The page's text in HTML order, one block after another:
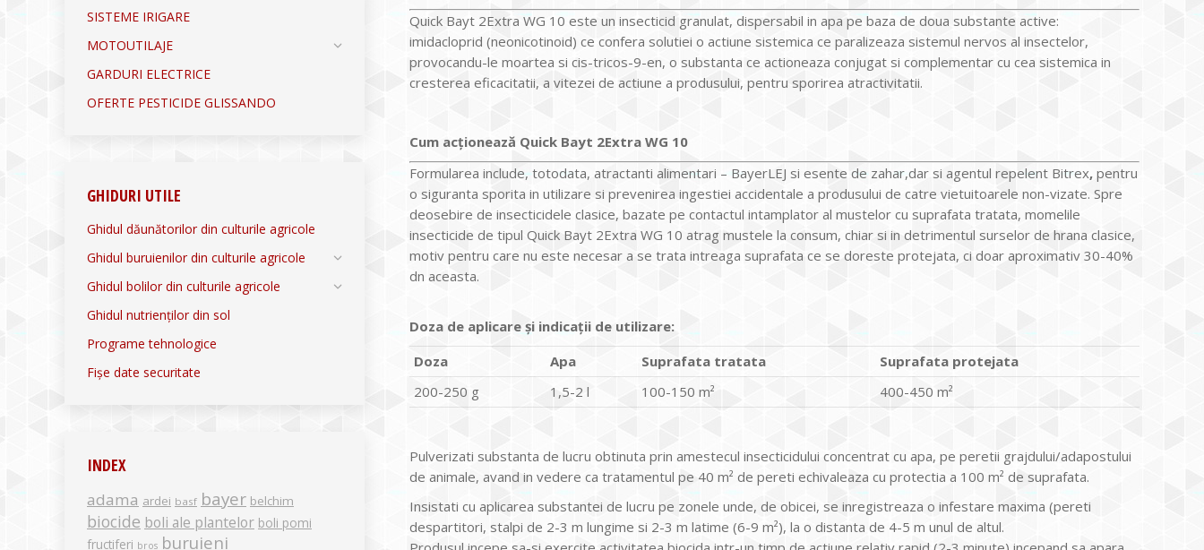
Quick Bayt 2Extra WG 10 este un insecticid granulat, dispersabil in apa pe baza de doua substante active:
imidacloprid (neonicotinoid) ce confera solutiei o actiune sistemica ce paralizeaza sistemul nervos al insectelor,
provocandu-le moartea si cis-tricos-9-en, o substanta ce actioneaza conjugat si complementar cu cea sistemica in
cresterea eficacitatii, a vitezei de actiune a produsului, pentru sporirea atractivitatii.
Cum acționează Quick Bayt 2Extra WG 10
Formularea include, totodata, atractanti alimentari – BayerLEJ si esente de zahar,dar si agentul repelent Bitrex, pentru
o siguranta sporita in utilizare si prevenirea ingestiei accidentale a produsului de catre vietuitoarele non-vizate. Spre
deosebire de insecticidele clasice, bazate pe contactul intamplator al mustelor cu suprafata tratata, momelile
insecticide de tipul Quick Bayt 2Extra WG 10 atrag mustele la consum, chiar si in detrimentul surselor de hrana clasice,
motiv pentru care nu este necesar a se trata intreaga suprafata ce se doreste protejata, ci doar aproximativ 30-40%
dn aceasta.
Doza de aplicare și indicații de utilizare:
Doza
Apa Suprafata tratata
Suprafata protejata
200-250 g
1,5-2 l 100-150 m² 400-450 m²
Pulverizati substanta de lucru obtinuta prin amestecul insecticidului concentrat cu apa, pe peretii grajdului/adapostului
de animale, avand in vedere ca tratamentul pe 40 m² de pereti echivaleaza cu protectia a 100 m² de suprafata.
Insistati cu aplicarea substantei de lucru pe zonele unde, de obicei, se inregistreaza o infestare maxima (pereti
despartitori, stalpi de 2-3 m lungime si 2-3 m latime (6-9 m²), la o distanta de 4-5 m unul de altul.
SISTEME IRIGARE
MOTOUTILAJE
GARDURI ELECTRICE
OFERTE PESTICIDE GLISSANDO
GHIDURI UTILE
Ghidul dăunătorilor din culturile agricole
Ghidul buruienilor din culturile agricole
Ghidul bolilor din culturile agricole
Ghidul nutrienților din sol
Programe tehnologice
Fișe date securitate
INDEX
adama ardei basf bayer belchim
biocide boli ale plantelor boli pomi
fructiferi bros buruieni